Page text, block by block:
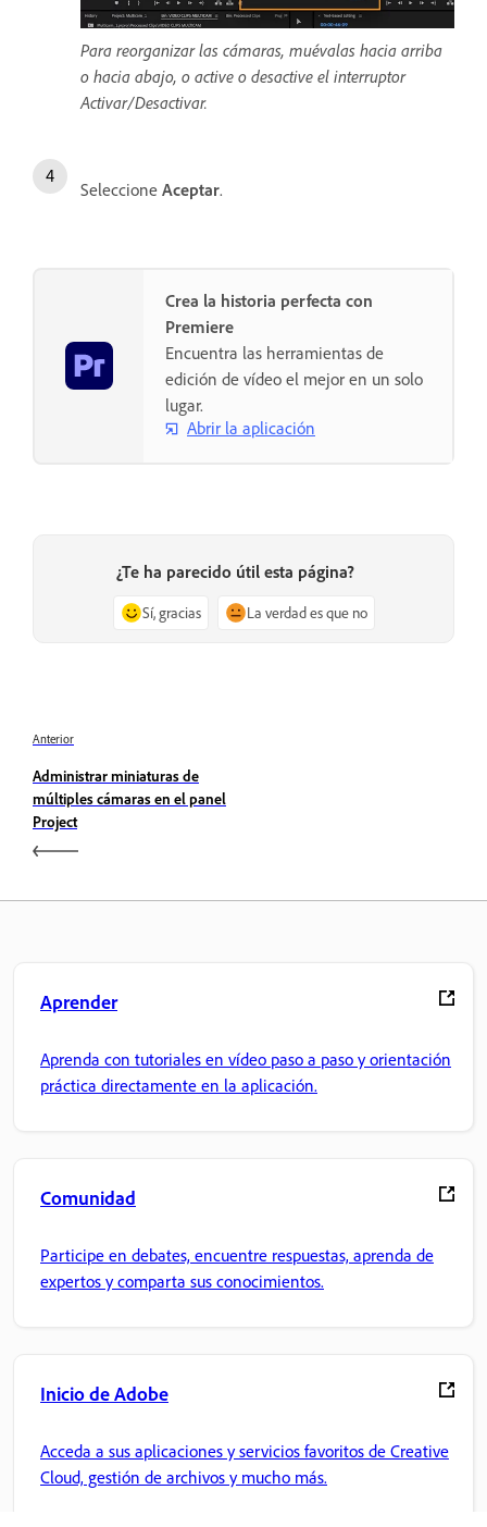
Para reorganizar las cámaras, muévalas hacia arriba
o hacia abajo, o active o desactive el interruptor
Activar/Desactivar.
Seleccione Aceptar.
Crea la historia perfecta con
Premiere
Encuentra las herramientas de
edición de vídeo el mejor en un solo
lugar.
Abrir la aplicación
¿Te ha parecido útil esta página?
Sí, gracias La verdad es que no
Anterior
Administrar miniaturas de
múltiples cámaras en el panel
Project
Aprender
Aprenda con tutoriales en vídeo paso a paso y orientación
práctica directamente en la aplicación.
Comunidad
Participe en debates, encuentre respuestas, aprenda de
expertos y comparta sus conocimientos.
Inicio de Adobe
Acceda a sus aplicaciones y servicios favoritos de Creative
Cloud, gestión de archivos y mucho más.